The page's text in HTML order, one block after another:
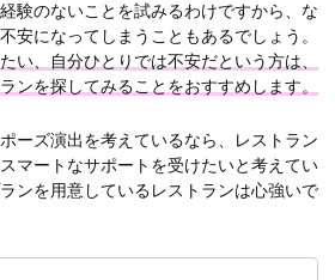
験のないことを試みるわけですから、な
安になってしまうこともあるでしょう。
い、自分ひとりでは不安だという方は、
ンを探してみることをおすすめします。
ーズ演出を考えているなら、レストラン
マートなサポートを受けたいと考えてい
ンを用意しているレストランは心強いで